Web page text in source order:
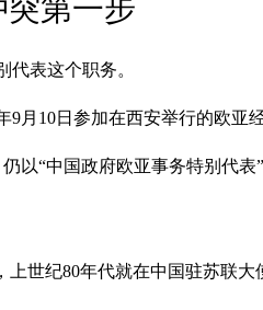
第一步
表这个职务。
月10日参加在西安举行的欧亚经
以“中国政府欧亚事务特别代
世纪80年代就在中国驻苏联